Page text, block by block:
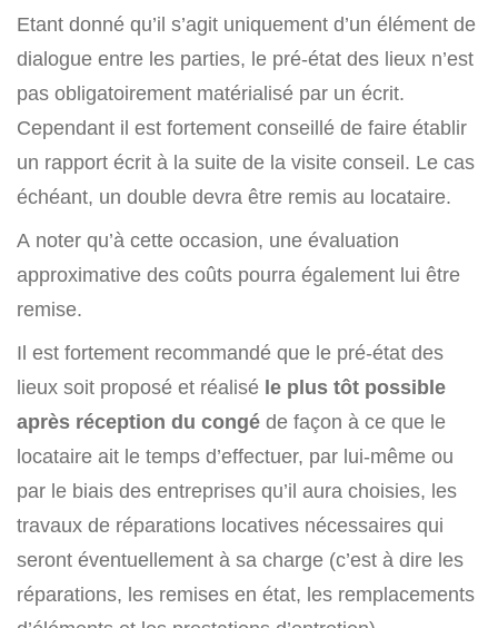
Etant donné qu’il s’agit uniquement d’un élément de
dialogue entre les parties, le pré-état des lieux n’est
pas obligatoirement matérialisé par un écrit.
Cependant il est fortement conseillé de faire établir
un rapport écrit à la suite de la visite conseil. Le cas
échéant, un double devra être remis au locataire.
A noter qu’à cette occasion, une évaluation
approximative des coûts pourra également lui être
remise.
Il est fortement recommandé que le pré-état des
lieux soit proposé et réalisé le plus tôt possible
après réception du congé de façon à ce que le
locataire ait le temps d’effectuer, par lui-même ou
par le biais des entreprises qu’il aura choisies, les
travaux de réparations locatives nécessaires qui
seront éventuellement à sa charge (c’est à dire les
réparations, les remises en état, les remplacements